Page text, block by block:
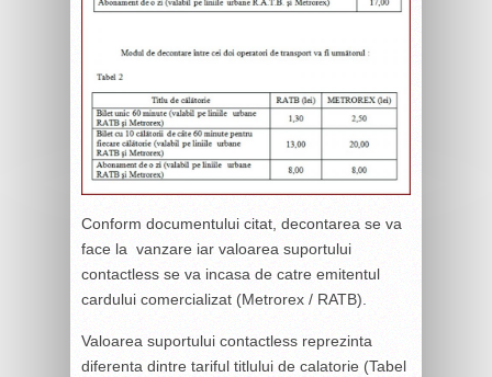
Conform documentului citat, decontarea se va
face la vanzare iar valoarea suportului
contactless se va incasa de catre emitentul
cardului comercializat (Metrorex / RATB).
Valoarea suportului contactless reprezinta
diferenta dintre tariful titlului de calatorie (Tabel